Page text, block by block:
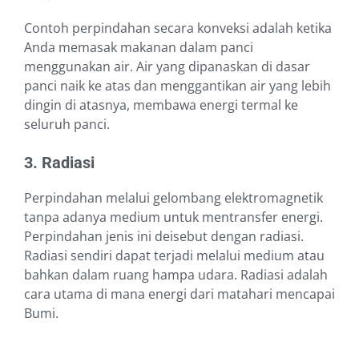
Contoh perpindahan secara konveksi adalah ketika
Anda memasak makanan dalam panci
menggunakan air. Air yang dipanaskan di dasar
panci naik ke atas dan menggantikan air yang lebih
dingin di atasnya, membawa energi termal ke
seluruh panci.
3. Radiasi
Perpindahan melalui gelombang elektromagnetik
tanpa adanya medium untuk mentransfer energi.
Perpindahan jenis ini deisebut dengan radiasi.
Radiasi sendiri dapat terjadi melalui medium atau
bahkan dalam ruang hampa udara. Radiasi adalah
cara utama di mana energi dari matahari mencapai
Bumi.